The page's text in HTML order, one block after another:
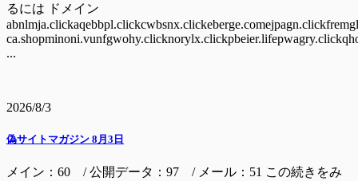
るには ドメイン
...
2026/8/3
偽サイトマガジン 8月3日
メイン：60 / 公開データ：97 / メール：51 この続きをみ